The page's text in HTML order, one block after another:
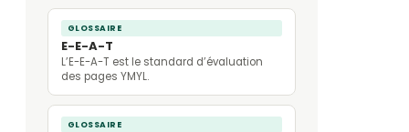
GLOSSAIRE
E-E-A-T
L’E-E-A-T est le standard d’évaluation
des pages YMYL.
GLOSSAIRE